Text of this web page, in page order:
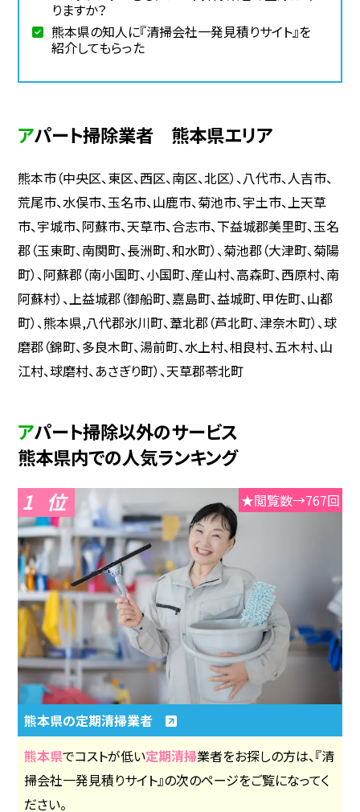
りますか？
熊本県の知人に『清掃会社一発見積りサイト』を
紹介してもらった
アパート掃除業者 熊本県エリア
熊本市（中央区、東区、西区、南区、北区）、八代市、人吉市、
荒尾市、水俣市、玉名市、山鹿市、菊池市、宇土市、上天草
市、宇城市、阿蘇市、天草市、合志市、下益城郡美里町、玉名
郡（玉東町、南関町、長洲町、和水町）、菊池郡（大津町、菊陽
町）、阿蘇郡（南小国町、小国町、産山村、高森町、西原村、南
阿蘇村）、上益城郡（御船町、嘉島町、益城町、甲佐町、山都
町）、熊本県,八代郡氷川町、葦北郡（芦北町、津奈木町）、球
磨郡（錦町、多良木町、湯前町、水上村、相良村、五木村、山
江村、球磨村、あさぎり町）、天草郡苓北町
アパート掃除以外のサービス
熊本県内での人気ランキング
1 ★閲覧数→767回
熊本県の定期清掃業者
熊本県でコストが低い定期清掃業者をお探しの方は、『清
掃会社一発見積りサイト』の次のページをご覧になってく
ださい。